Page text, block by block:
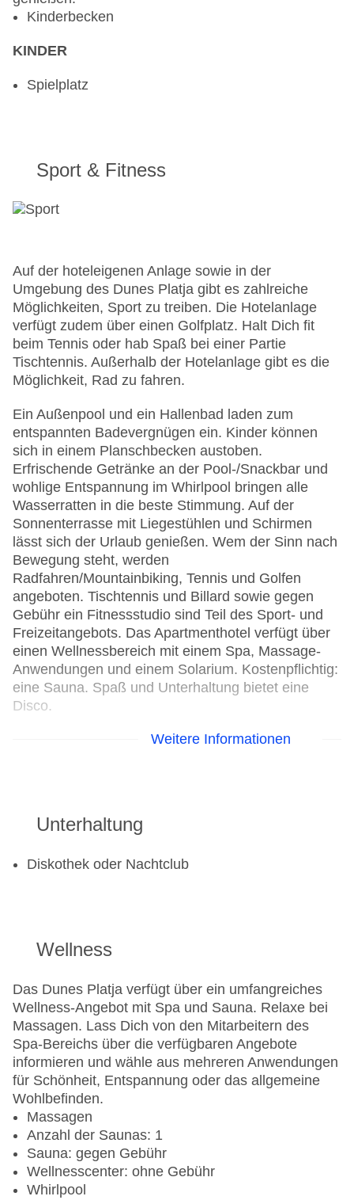
Kinderbecken
KINDER
Spielplatz
Sport & Fitness
Auf der hoteleigenen Anlage sowie in der
Umgebung des Dunes Platja gibt es zahlreiche
Möglichkeiten, Sport zu treiben. Die Hotelanlage
verfügt zudem über einen Golfplatz. Halt Dich fit
beim Tennis oder hab Spaß bei einer Partie
Tischtennis. Außerhalb der Hotelanlage gibt es die
Möglichkeit, Rad zu fahren.
Ein Außenpool und ein Hallenbad laden zum
entspannten Badevergnügen ein. Kinder können
sich in einem Planschbecken austoben.
Erfrischende Getränke an der Pool-/Snackbar und
wohlige Entspannung im Whirlpool bringen alle
Wasserratten in die beste Stimmung. Auf der
Sonnenterrasse mit Liegestühlen und Schirmen
lässt sich der Urlaub genießen. Wem der Sinn nach
Bewegung steht, werden
Radfahren/Mountainbiking, Tennis und Golfen
angeboten. Tischtennis und Billard sowie gegen
Gebühr ein Fitnessstudio sind Teil des Sport- und
Freizeitangebots. Das Apartmenthotel verfügt über
einen Wellnessbereich mit einem Spa, Massage-
Anwendungen und einem Solarium. Kostenpflichtig:
eine Sauna. Spaß und Unterhaltung bietet eine
Disco.
Fitnessraum: gegen Gebühr
Weitere Informationen
Unterhaltung
Diskothek oder Nachtclub
Wellness
Das Dunes Platja verfügt über ein umfangreiches
Wellness-Angebot mit Spa und Sauna. Relaxe bei
Massagen. Lass Dich von den Mitarbeitern des
Spa-Bereichs über die verfügbaren Angebote
informieren und wähle aus mehreren Anwendungen
für Schönheit, Entspannung oder das allgemeine
Wohlbefinden.
Massagen
Anzahl der Saunas: 1
Sauna: gegen Gebühr
Wellnesscenter: ohne Gebühr
Whirlpool